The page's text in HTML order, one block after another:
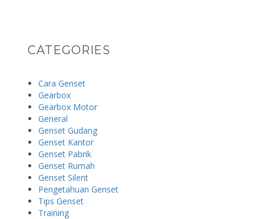
CATEGORIES
Cara Genset
Gearbox
Gearbox Motor
General
Genset Gudang
Genset Kantor
Genset Pabrik
Genset Rumah
Genset Silent
Pengetahuan Genset
Tips Genset
Training